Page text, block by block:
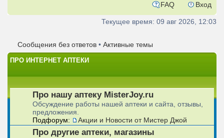
FAQ Вход
Текущее время: 09 авг 2026, 12:03
Сообщения без ответов • Активные темы
ПРО ИНТЕРНЕТ АПТЕКИ
Про нашу аптеку MisterJoy.ru
Обсуждение работы нашей аптеки и сайта, отзывы,
предложения.
Подфорум:
Акции и Новости от Мистер Джой
Про другие аптеки, магазины